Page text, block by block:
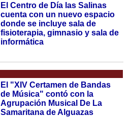
El Centro de Día las Salinas
cuenta con un nuevo espacio
donde se incluye sala de
fisioterapia, gimnasio y sala de
informática
El "XIV Certamen de Bandas
de Música" contó con la
Agrupación Musical De La
Samaritana de Alguazas